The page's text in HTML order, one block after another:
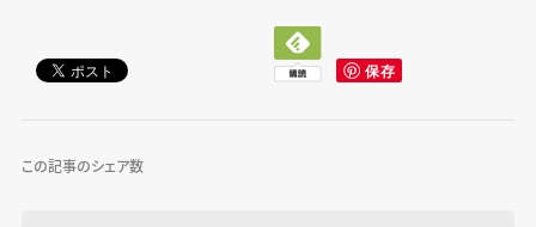
この記事のシェア数